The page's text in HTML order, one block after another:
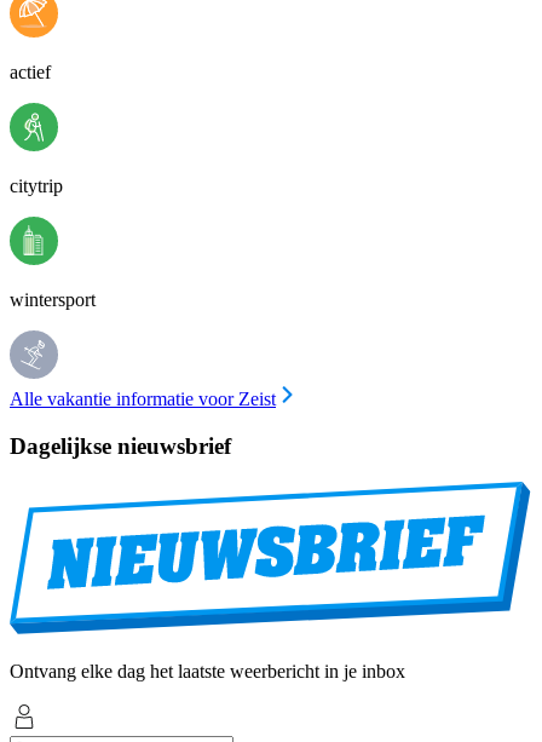
actief
citytrip
wintersport
Alle vakantie informatie voor Zeist
Dagelijkse nieuwsbrief
Ontvang elke dag het laatste weerbericht in je inbox